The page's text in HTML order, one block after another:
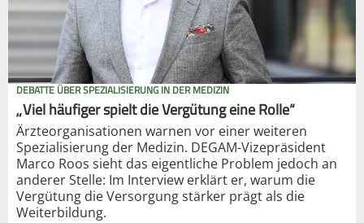
DEBATTE ÜBER SPEZIALISIERUNG IN DER MEDIZIN
„Viel häufiger spielt die Vergütung eine Rolle“
Ärzteorganisationen warnen vor einer weiteren
Spezialisierung der Medizin. DEGAM-Vizepräsident
Marco Roos sieht das eigentliche Problem jedoch an
anderer Stelle: Im Interview erklärt er, warum die
Vergütung die Versorgung stärker prägt als die
Weiterbildung.